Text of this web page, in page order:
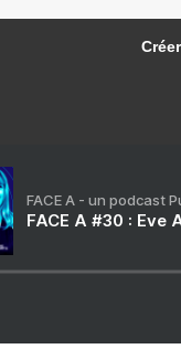
FACE A - un podcast
FACE A #30 :